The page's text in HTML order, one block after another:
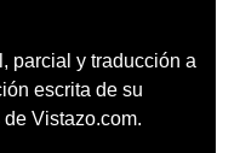
parcial y traducción a
escrita de su
Vistazo.com.